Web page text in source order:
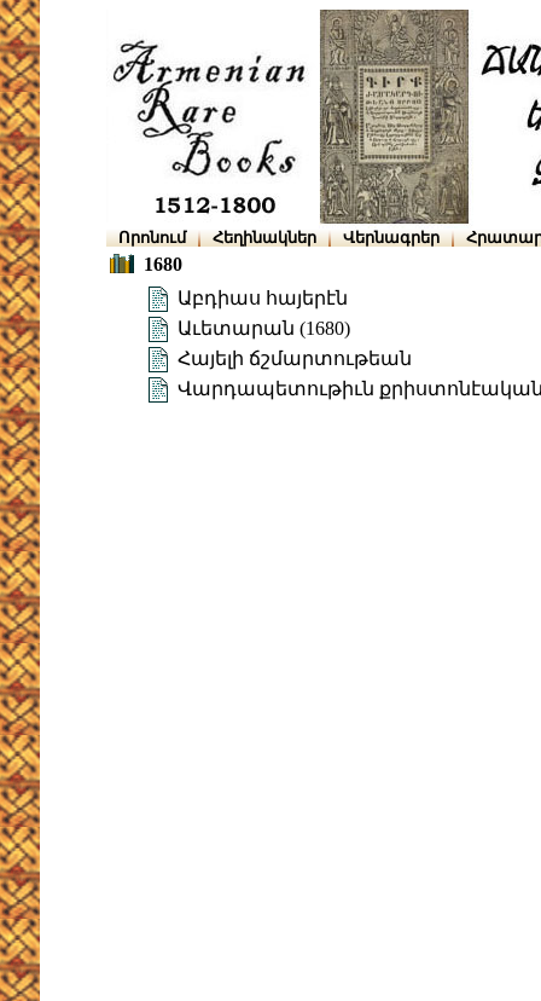
Որոնում Հեղինակներ Վերնագրեր
1680
Աբդիաս հայերէն
Աւետարան (1680)
Հայելի ճշմարտութեան
Վարդապետութիւն քրիստոնէական